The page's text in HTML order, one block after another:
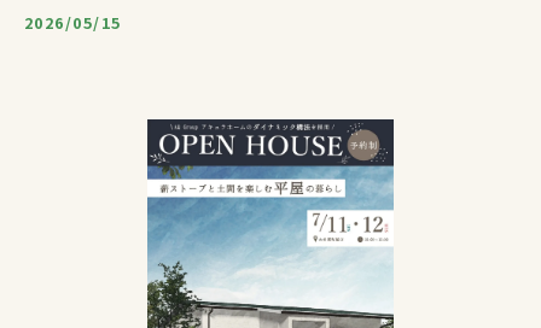
2026/05/15